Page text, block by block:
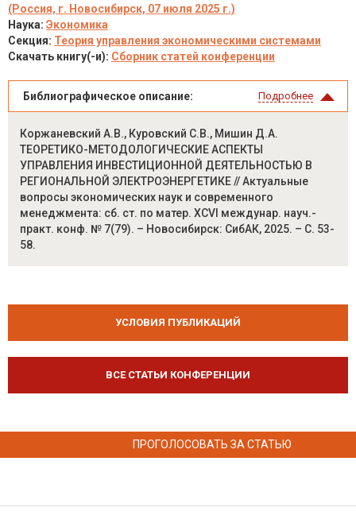
(Россия, г. Новосибирск, 07 июля 2025 г.)
Наука: Экономика
Секция: Теория управления экономическими системами
Скачать книгу(-и): Сборник статей конференции
Библиографическое описание: Подробнее
Коржаневский А.В., Куровский С.В., Мишин Д.А.
ТЕОРЕТИКО-МЕТОДОЛОГИЧЕСКИЕ АСПЕКТЫ
УПРАВЛЕНИЯ ИНВЕСТИЦИОННОЙ ДЕЯТЕЛЬНОСТЬЮ В
РЕГИОНАЛЬНОЙ ЭЛЕКТРОЭНЕРГЕТИКЕ // Актуальные
вопросы экономических наук и современного
менеджмента: сб. ст. по матер. XCVI междунар. науч.-
практ. конф. № 7(79). – Новосибирск: СибАК, 2025. – С. 53-
58.
УСЛОВИЯ ПУБЛИКАЦИЙ
ВСЕ СТАТЬИ КОНФЕРЕНЦИИ
ПРОГОЛОСОВАТЬ ЗА СТАТЬЮ